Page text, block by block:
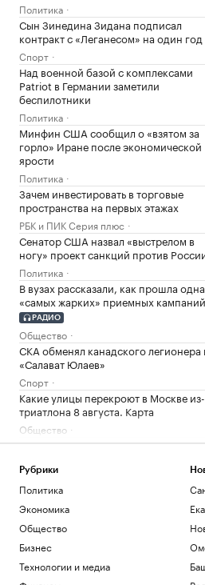
Политика
Сын Зинедина Зидана подписал
контракт с «Леганесом» на один год
Спорт
Над военной базой с комплексами
Patriot в Германии заметили
беспилотники
Политика
Минфин США сообщил о «взятом за
горло» Иране после экономической
ярости
Политика
Зачем инвестировать в торговые
пространства на первых этажах
РБК и ПИК Серия плюс
Сенатор США назвал «выстрелом в
ногу» проект санкций против
Политика
В вузах рассказали, как прошла
«самых жарких» приемных кампаний
РАДИО
Общество
СКА обменял канадского легионера
«Салават Юлаев»
Спорт
Какие улицы перекроют в Москве
триатлона 8 августа. Карта
Общество
Мельникова назвала мерзким отказ
Спорт
Сенат США одобрил «адские»
против России
Политика
Водитель автобуса сбил ногой дрон
взрывчаткой в аэропорту Лейпцига
Политика
Рубрики
Политика
Экономика
Общество
Бизнес
Технологии и медиа